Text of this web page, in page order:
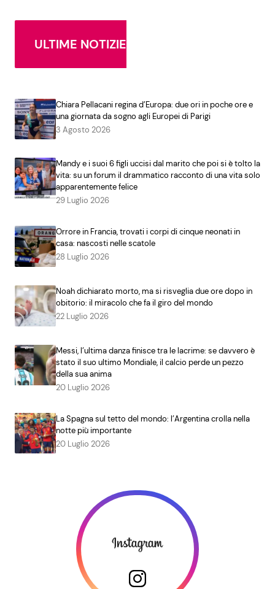
ULTIME NOTIZIE
Chiara Pellacani regina d’Europa: due ori in poche ore e
una giornata da sogno agli Europei di Parigi
3 Agosto 2026
Mandy e i suoi 6 figli uccisi dal marito che poi si è tolto la
vita: su un forum il drammatico racconto di una vita solo
apparentemente felice
29 Luglio 2026
Orrore in Francia, trovati i corpi di cinque neonati in
casa: nascosti nelle scatole
28 Luglio 2026
Noah dichiarato morto, ma si risveglia due ore dopo in
obitorio: il miracolo che fa il giro del mondo
22 Luglio 2026
Messi, l’ultima danza finisce tra le lacrime: se davvero è
stato il suo ultimo Mondiale, il calcio perde un pezzo
della sua anima
20 Luglio 2026
La Spagna sul tetto del mondo: l’Argentina crolla nella
notte più importante
20 Luglio 2026